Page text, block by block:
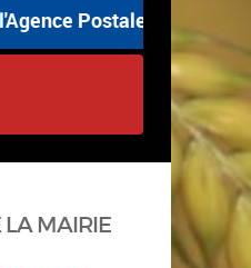
Postale Communale
LA MAIRIE